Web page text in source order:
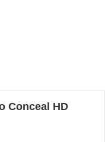
Conceal HD